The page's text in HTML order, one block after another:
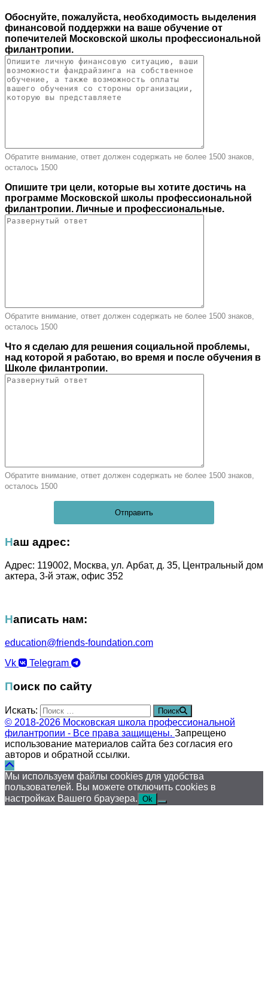
Обоснуйте, пожалуйста, необходимость выделения
финансовой поддержки на ваше обучение от
попечителей Московской школы профессиональной
филантропии.
Обратите внимание, ответ должен содержать не более 1500 знаков,
осталось 1500
Опишите три цели, которые вы хотите достичь на
программе Московской школы профессиональной
филантропии. Личные и профессиональные.
Обратите внимание, ответ должен содержать не более 1500 знаков,
осталось 1500
Что я сделаю для решения социальной проблемы,
над которой я работаю, во время и после обучения в
Школе филантропии.
Обратите внимание, ответ должен содержать не более 1500 знаков,
осталось 1500
Наш адрес:
Адрес: 119002, Москва, ул. Арбат, д. 35, Центральный дом
актера, 3-й этаж, офис 352
Написать нам:
education@friends-foundation.com
Vk
Telegram
Поиск по сайту
Искать: Поиск
© 2018-2026 Московская школа профессиональной
филантропии - Все права защищены. Запрещено
использование материалов сайта без согласия его
авторов и обратной ссылки.
Мы используем файлы cookies для удобства
пользователей. Вы можете отключить cookies в
настройках Вашего браузера. Ok